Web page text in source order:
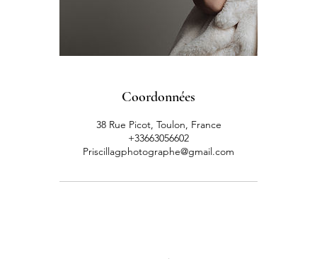
Coordonnées
38 Rue Picot, Toulon, France
+33663056602
Priscillagphotographe@gmail.com